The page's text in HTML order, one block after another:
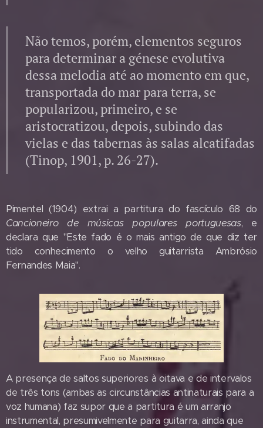
Não temos, porém, elementos seguros
para determinar a génese evolutiva
dessa melodia até ao momento em que,
transportada do mar para terra, se
popularizou, primeiro, e se
aristocratizou, depois, subindo das
vielas e das tabernas às salas alcatifadas
(Tinop, 1901, p. 26-27).
Pimentel (1904) extrai a partitura do fascículo 68 do
Cancioneiro de músicas populares portuguesas, e
declara que "Este fado é o mais antigo de que diz ter
tido conhecimento o velho guitarrista Ambrósio
Fernandes Maia".
A presença de saltos superiores à oitava e de intervalos
de três tons (ambas as circunstâncias antinaturais para a
voz humana) faz supor que a partitura é um arranjo
instrumental, presumivelmente para guitarra, ainda que